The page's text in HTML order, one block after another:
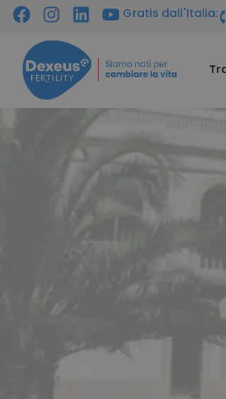
Gratis dall'Italia: